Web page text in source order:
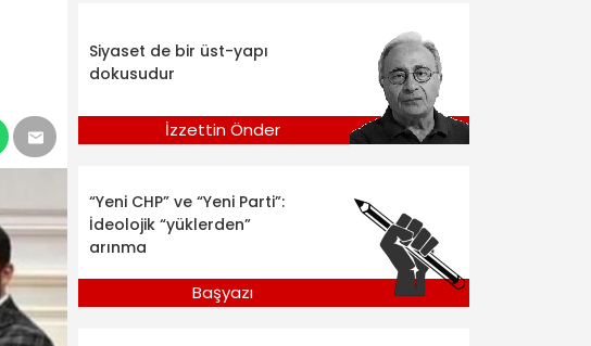
Siyaset de bir üst-yapı
dokusudur
İzzettin Önder
“Yeni CHP” ve “Yeni Parti”:
İdeolojik “yüklerden”
arınma
Başyazı